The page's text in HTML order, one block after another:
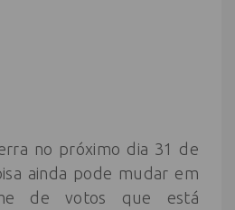
no próximo dia 31 de
ainda pode mudar em
de votos que está